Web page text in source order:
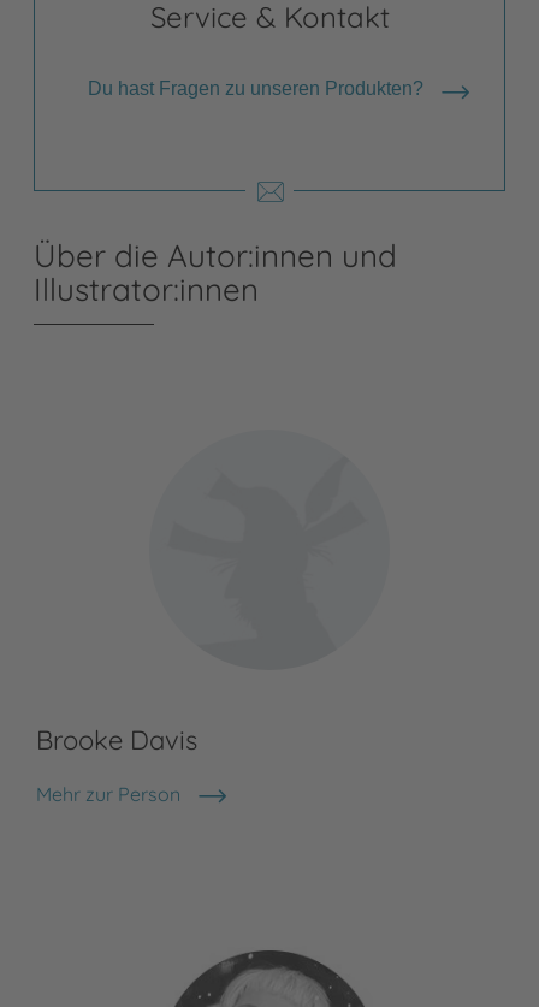
Service & Kontakt
Du hast Fragen zu unseren Produkten?
Über die Autor:innen und
Illustrator:innen
Brooke Davis
Mehr zur Person
Brooke Davis